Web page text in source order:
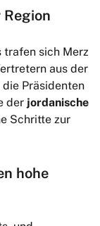
sich Merz
aus der
Präsidenten
der jordanische
Schritte zur
hohe